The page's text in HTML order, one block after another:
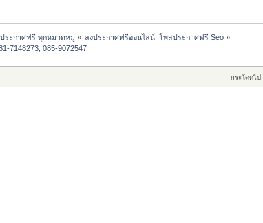
ระกาศฟรี ทุกหมวดหมู่» ลงประกาศฟรีออนไลน์, โพสประกาศฟรี Seo»
7148273, 085-9072547
กระโดดไป: